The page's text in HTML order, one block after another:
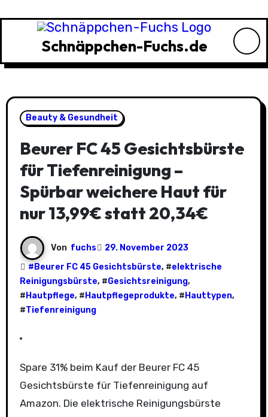
Schnäppchen-Fuchs.de
Beauty & Gesundheit
Beurer FC 45 Gesichtsbürste
für Tiefenreinigung –
Spürbar weichere Haut für
nur 13,99€ statt 20,34€
Von fuchs
29. November 2023
# Beurer FC 45 Gesichtsbürste, #elektrische
Reinigungsbürste, #Gesichtsreinigung,
# Hautpflege, # Hautpflegeprodukte, # Hauttypen,
#Tiefenreinigung
Spare 31% beim Kauf der Beurer FC 45
Gesichtsbürste für Tiefenreinigung auf
Amazon. Die elektrische Reinigungsbürste